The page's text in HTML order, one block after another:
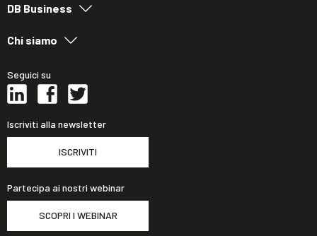
DB Business
Chi siamo
Seguici su
Iscriviti alla newsletter
ISCRIVITI
Partecipa ai nostri webinar
SCOPRI I WEBINAR